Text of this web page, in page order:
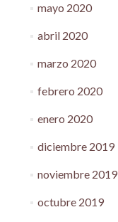
mayo 2020
abril 2020
marzo 2020
febrero 2020
enero 2020
diciembre 2019
noviembre 2019
octubre 2019